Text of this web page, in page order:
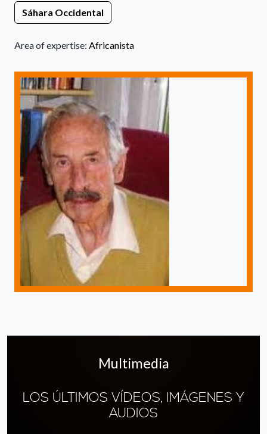
Sáhara Occidental
Area of expertise: Africanista
Multimedia
LOS ÚLTIMOS VÍDEOS, IMÁGENES Y
AUDIOS